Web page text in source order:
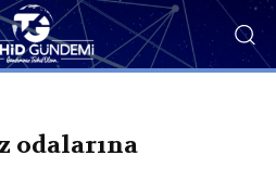
odalarına